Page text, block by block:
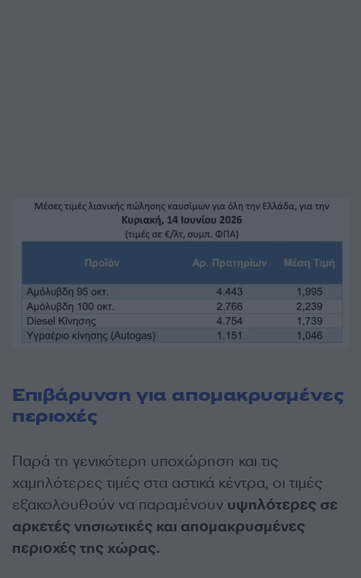
Επιβάρυνση για απομακρυσμένες
περιοχές
Παρά τη γενικότερη υποχώρηση και τις
χαμηλότερες τιμές στα αστικά κέντρα, οι τιμές
εξακολουθούν να παραμένουν υψηλότερες σε
αρκετές νησιωτικές και απομακρυσμένες
περιοχές της χώρας.